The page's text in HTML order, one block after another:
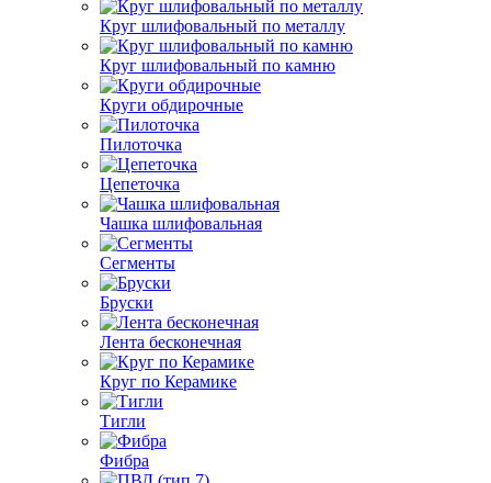
Круг шлифовальный по металлу
Круг шлифовальный по камню
Круги обдирочные
Пилоточка
Цепеточка
Чашка шлифовальная
Сегменты
Бруски
Лента бесконечная
Круг по Керамике
Тигли
Фибра